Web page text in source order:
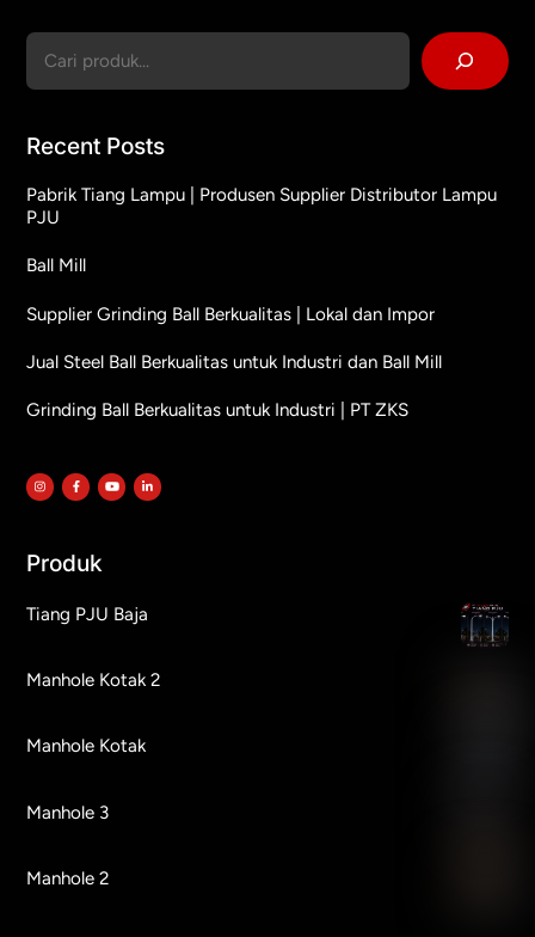
Cari
Recent Posts
Pabrik Tiang Lampu | Produsen Supplier Distributor Lampu
PJU
Ball Mill
Supplier Grinding Ball Berkualitas | Lokal dan Impor
Jual Steel Ball Berkualitas untuk Industri dan Ball Mill
Grinding Ball Berkualitas untuk Industri | PT ZKS
Produk
Tiang PJU Baja
Manhole Kotak 2
Manhole Kotak
Manhole 3
Manhole 2